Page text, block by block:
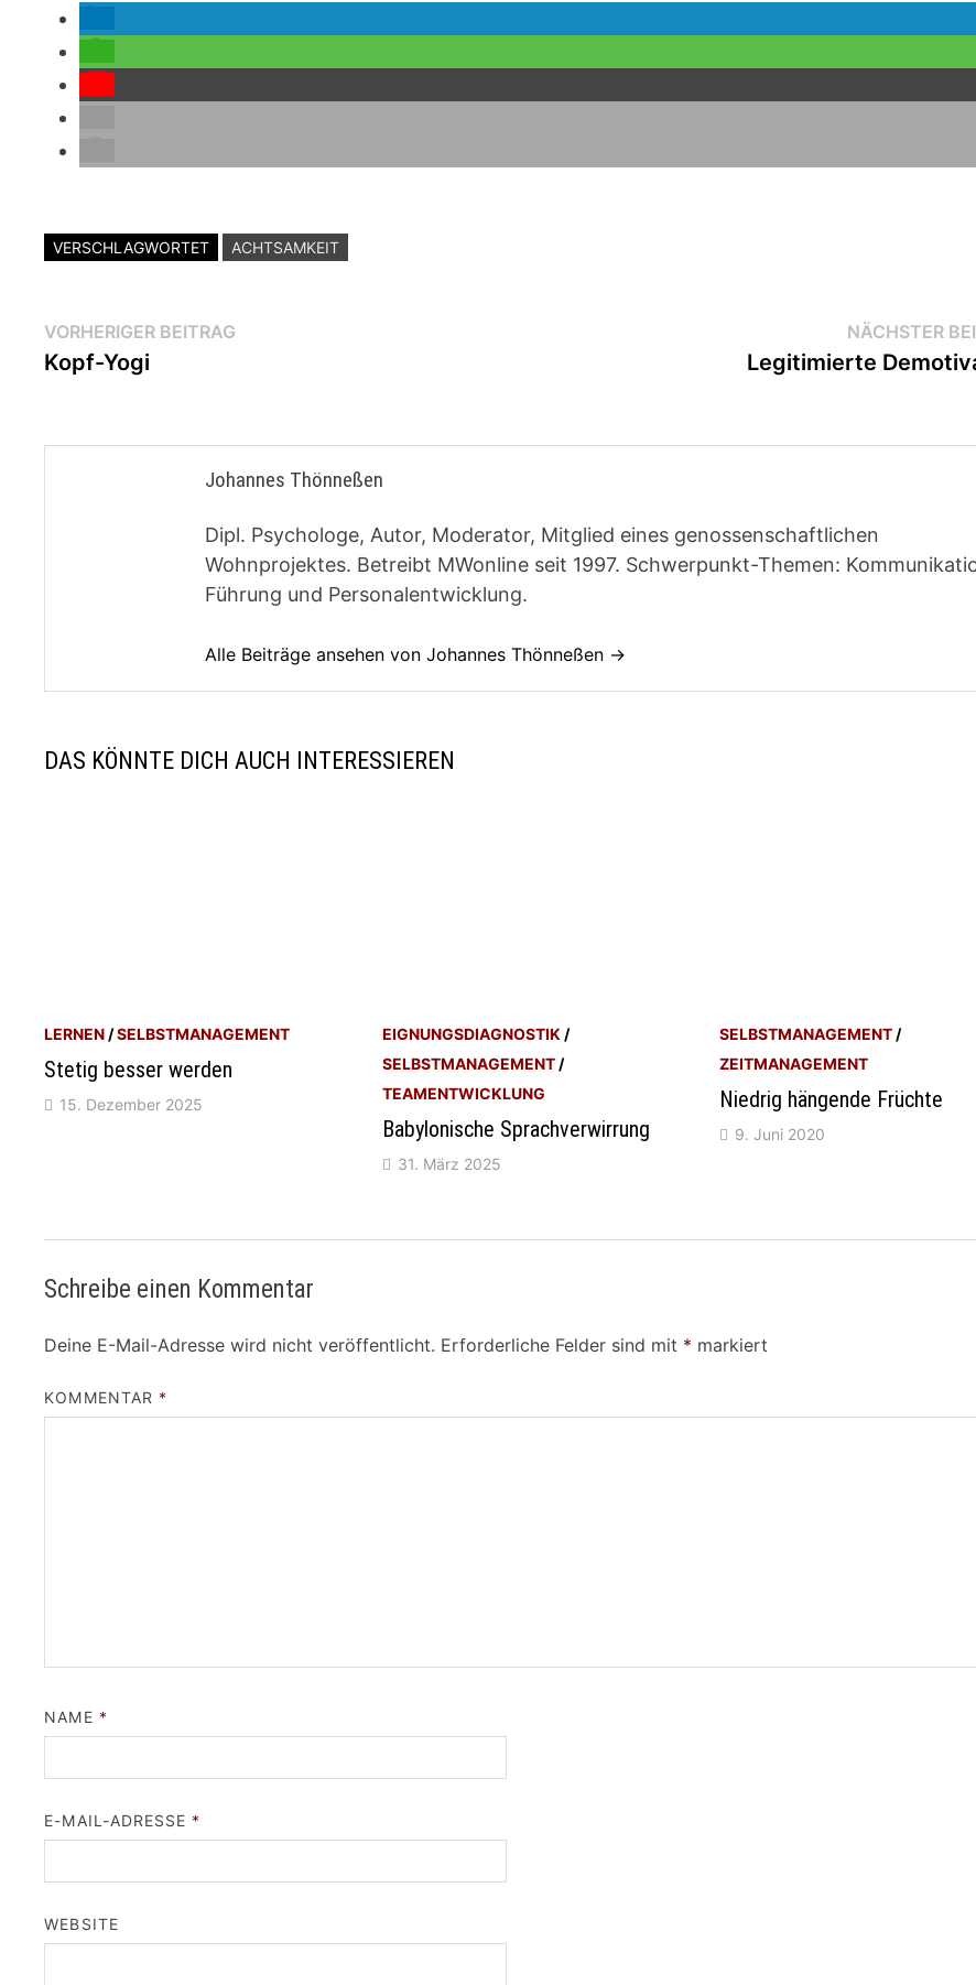
VERSCHLAGWORTET ACHTSAMKEIT
Beitragsnavigation
VORHERIGER BEITRAG
Kopf-Yogi
NÄCHSTER
Legitimierte
Johannes Thönneßen
Dipl. Psychologe, Autor, Moderator, Mitglied eines genossenschaftlichen
Wohnprojektes. Betreibt MWonline seit 1997. Schwerpunkt-Themen:
Führung und Personalentwicklung.
Alle Beiträge ansehen von Johannes Thönneßen →
DAS KÖNNTE DICH AUCH INTERESSIEREN
LERNEN /SELBSTMANAGEMENT
Stetig besser werden
15. Dezember 2025
EIGNUNGSDIAGNOSTIK /
SELBSTMANAGEMENT/
TEAMENTWICKLUNG
Babylonische Sprachverwirrung
31. März 2025
SELBSTMANAGEMENT /
ZEITMANAGEMENT
Niedrig hängende Früchte
9. Juni 2020
Schreibe einen Kommentar
Deine E-Mail-Adresse wird nicht veröffentlicht. Erforderliche Felder sind mit * markiert
KOMMENTAR *
NAME *
E-MAIL-ADRESSE *
WEBSITE